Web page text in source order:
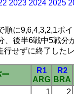
2023 2024 2025
順に9,6,4,3,2,1ポイ
、後半6戦中5戦分
行せずに終了した
ー
R1
ARG
R2
BRA
1 2